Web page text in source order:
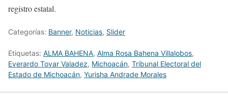
registro estatal.
Categorías: Banner, Noticias, Slider
Etiquetas: ALMA BAHENA, Alma Rosa Bahena Villalobos,
Everardo Tovar Valadez, Michoacán, Tribunal Electoral del
Estado de Michoacán, Yurisha Andrade Morales